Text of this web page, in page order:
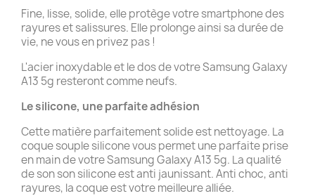
Fine, lisse, solide, elle protège votre smartphone des
rayures et salissures. Elle prolonge ainsi sa durée de
vie, ne vous en privez pas !
L'acier inoxydable et le dos de votre Samsung Galaxy
A13 5g resteront comme neufs.
Le silicone, une parfaite adhésion
Cette matière parfaitement solide est nettoyage. La
coque souple silicone vous permet une parfaite prise
en main de votre Samsung Galaxy A13 5g. La qualité
de son son silicone est anti jaunissant. Anti choc, anti
rayures, la coque est votre meilleure alliée.